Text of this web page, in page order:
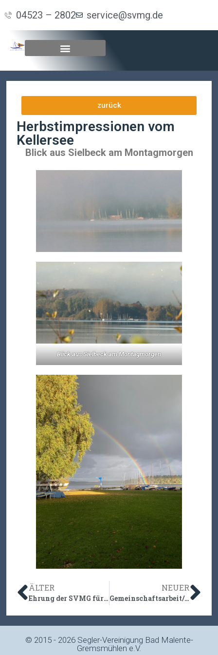
04523 – 2802 service@svmg.de
zurück
Herbstimpressionen vom
Kellersee
Blick aus Sielbeck am Montagmorgen
Blick aus Sielbeck am Montagmorgen
ÄLTER
Ehrung der SVMG für das 100 jährige Vereinsjubiläum
NEUER
Gemeinschaftsarbeit/Clubdienst Herbst 2025
© 2015 - 2026 Segler-Vereinigung Bad Malente-
Gremsmühlen e.V.